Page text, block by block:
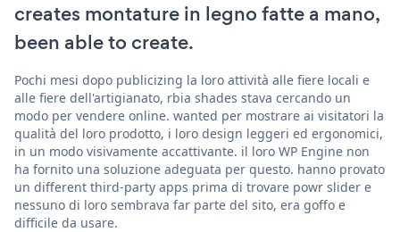
creates montature in legno fatte a mano,
been able to create.
Pochi mesi dopo publicizing la loro attività alle fiere locali e
alle fiere dell'artigianato, rbia shades stava cercando un
modo per vendere online. wanted per mostrare ai visitatori la
qualità del loro prodotto, i loro design leggeri ed ergonomici,
in un modo visivamente accattivante. il loro WP Engine non
ha fornito una soluzione adeguata per questo. hanno provato
un different third-party apps prima di trovare powr slider e
nessuno di loro sembrava far parte del sito, era goffo e
difficile da usare.